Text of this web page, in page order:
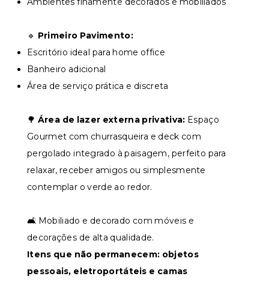
🔹 Primeiro Pavimento:
Escritório ideal para home office
Banheiro adicional
Área de serviço prática e discreta
🌳 Área de lazer externa privativa: Espaço
Gourmet com churrasqueira e deck com
pergolado integrado à paisagem, perfeito para
relaxar, receber amigos ou simplesmente
contemplar o verde ao redor.
🛋️ Mobiliado e decorado com móveis e
decorações de alta qualidade.
Itens que não permanecem: objetos
pessoais, eletroportáteis e camas